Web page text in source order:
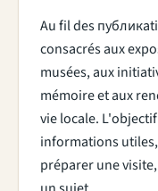
Au fil des
consacrés aux
musées, aux
mémoire et aux
vie locale.
informations
préparer une